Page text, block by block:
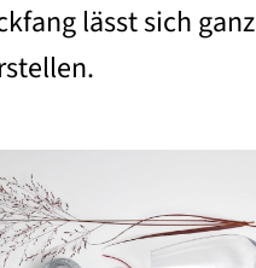
lässt sich ganz